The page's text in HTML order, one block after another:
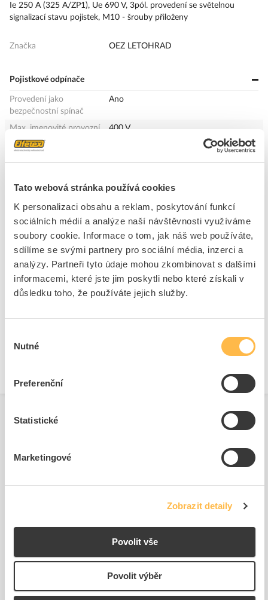
Tato webová stránka používá cookies
K personalizaci obsahu a reklam, poskytování funkcí
sociálních médií a analýze naší návštěvnosti využíváme
soubory cookie. Informace o tom, jak náš web používáte,
sdílíme se svými partnery pro sociální média, inzerci a
analýzy. Partneři tyto údaje mohou zkombinovat s dalšími
informacemi, které jste jim poskytli nebo které získali v
důsledku toho, že používáte jejich služby.
souhlasu
Nutné
Preferenční
Statistické
Marketingové
Zobrazit detaily
Povolit vše
Povolit výběr
Ie 250 A (325 A/ZP1), Ue 690 V, 3pól. provedení se světelnou
signalizací stavu pojistek, M10 - šrouby přiloženy
Značka OEZ LETOHRAD
Pojistkové odpínače
Provedení jako
bezpečnostní spínač
Ano
Max. jmenovité provozní
napětí Ue AC
400 V
zkratový proud Iq
Vhodné pro pojistkové
vložky
Počet pólů
S kontrolou stavu pojistek Ano
Typ připojení hlavního
obvodu
Šroubová svorka
Vhodné pro čelní montáž
Ano
Krytí (IP), přední strana
OEZ Kryt OD-FH1-KP3
Kód ELFETEX 10.081.913
OEZ Adaptér OD-FH1-AL60
Kód ELFETEX